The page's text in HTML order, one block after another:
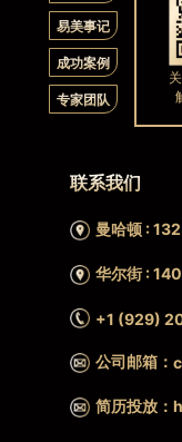
易美事记
成功案例
专家团队
联系我们
曼哈顿 :
华尔街 :
+1 (929)
公司邮箱：
简历投放